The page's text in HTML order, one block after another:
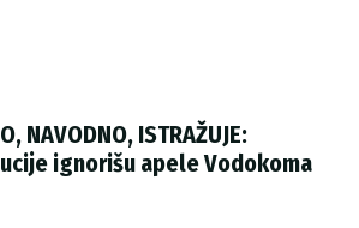
NAVODNO, ISTRAŽUJE:
ignorišu apele Vodokoma